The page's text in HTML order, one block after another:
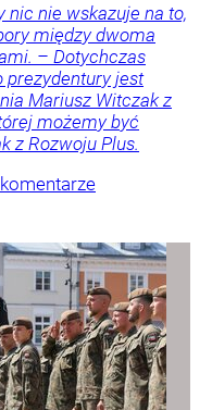
nic nie wskazuje na to,
między dwoma
– Dotychczas
prezydentury jest
Mariusz Witczak z
możemy być
z Rozwoju Plus.